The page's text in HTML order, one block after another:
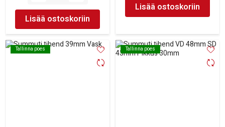
Lisää ostoskoriin
Lisää ostoskoriin
Tallinna poes
Tallinna poes Tallinna poes
Tallinna poes